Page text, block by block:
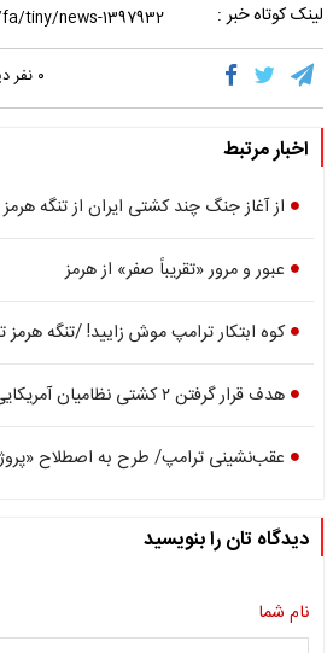
لینک کوتاه خبر :
۰ نفر
اخبار مرتبط
از آغاز جنگ چند کشتی ایران از تنگه
عبور و مرور «تقریباً صفر» از هرمز
کوه ابتکار ترامپ موش زایید! /تنگه
هدف قرار گرفتن ۲ کشتی نظامیان آمریکایی در تنگه هرمز
عقب‌نشینی ترامپ/ طرح به اصطلاح
دیدگاه تان را بنویسید
نام شما